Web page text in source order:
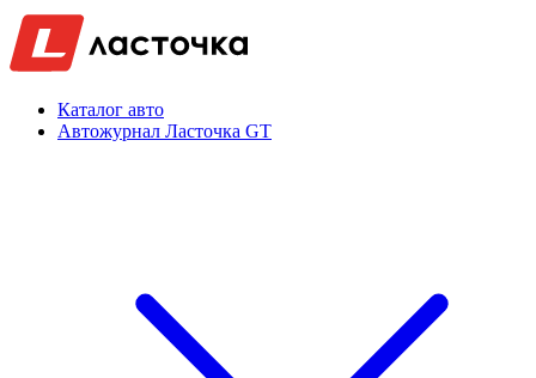
Каталог авто
Автожурнал Ласточка GT